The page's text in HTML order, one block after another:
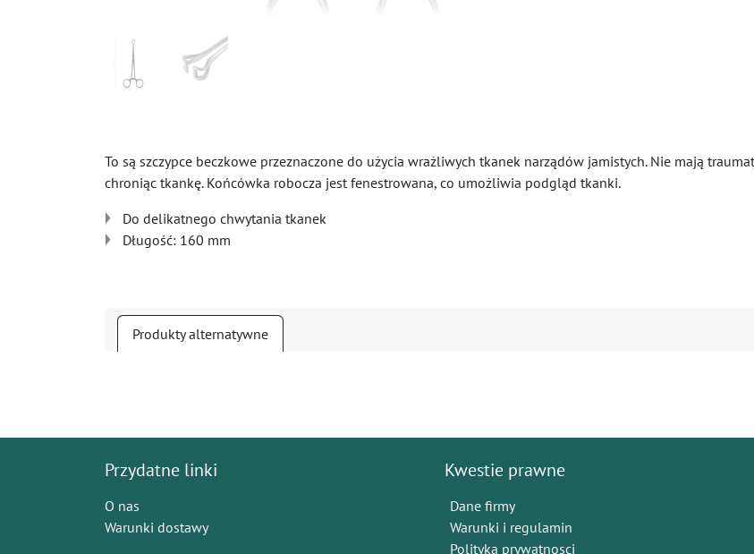
To są szczypce beczkowe przeznaczone do użycia wrażliwych tkanek narządów jamistych. Nie mają
chroniąc tkankę. Końcówka robocza jest fenestrowana, co umożliwia podgląd tkanki.
Do delikatnego chwytania tkanek
Długość: 160 mm
Produkty alternatywne
Przydatne linki
O nas
Warunki dostawy
Kwestie prawne
Dane firmy
Warunki i regulamin
Polityka prywatnosci